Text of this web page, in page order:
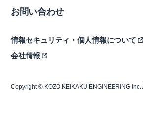
お問い合わせ
情報セキュリティ・個人情報について
会社情報
Copyright © KOZO KEIKAKU ENGINEERING Inc.